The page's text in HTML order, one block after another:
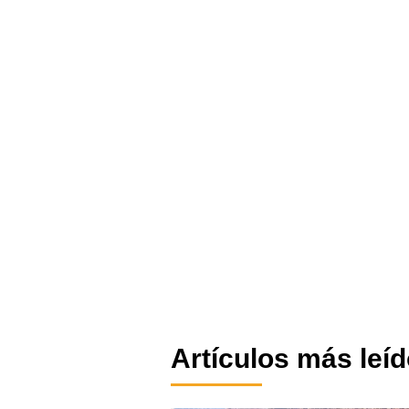
Artículos más